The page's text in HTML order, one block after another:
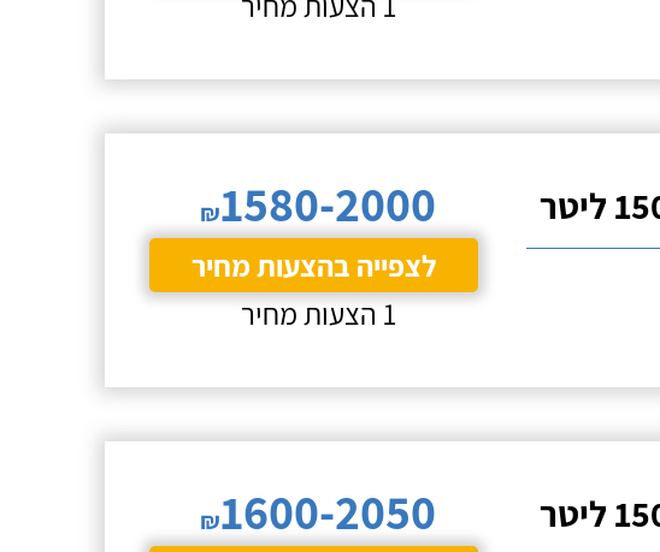
₪1580-2000
לצפייה בהצעות מחיר
1 הצעות מחיר
₪1600-2050